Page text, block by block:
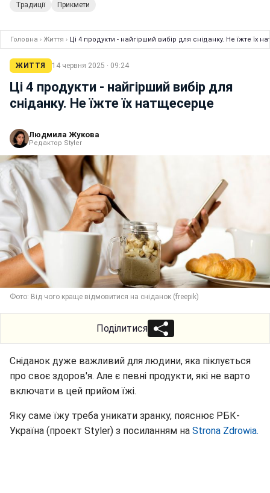
Традиції
Прикмети
Головна › Життя › Ці 4 продукти - найгірший вибір для сніданку. Не їжте їх
ЖИТТЯ 14 червня 2025 · 09:24
Ці 4 продукти - найгірший вибір для
сніданку. Не їжте їх натщесерце
Людмила Жукова
Редактор Styler
Фото: Від чого краще відмовитися на сніданок (freepik)
Поділитися
Сніданок дуже важливий для людини, яка піклується
про своє здоров'я. Але є певні продукти, які не варто
включати в цей прийом їжі.
Яку саме їжу треба уникати зранку, пояснює РБК-
Україна (проект Styler) з посиланням на Strona Zdrowia.